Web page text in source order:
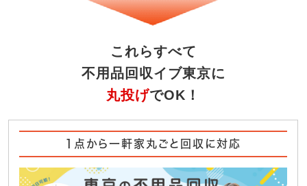
これらすべて
不用品回収イブ東京に
丸投げでOK！
1点から一軒家丸ごと回収に対応